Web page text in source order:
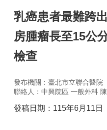
乳癌患者最難跨
房腫瘤長至15公
檢查
發布機關：臺北市立聯合醫院
聯絡人：中興院區 一般外科
發稿日期：115年6月11日